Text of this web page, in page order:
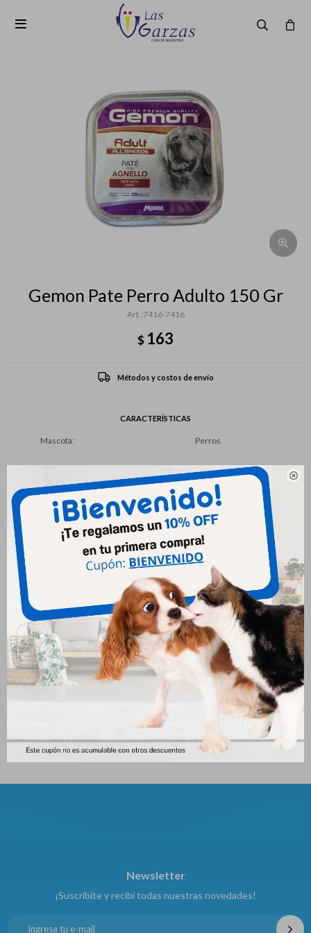


Gemon Pate Perro Adulto 150 Gr
7416-7416
$ 163
Métodos y costos de envío
CARACTERÍSTICAS
Mascota Perros
Productos que te pueden interesar
Applaws Lata Kitten Tuna
159
Newsletter
¡Suscribite y recibí todas nuestras novedades!